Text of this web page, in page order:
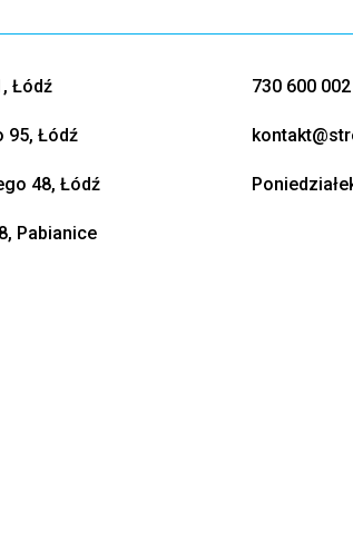
Łódź
95, Łódź
48, Łódź
Pabianice
730 600 002